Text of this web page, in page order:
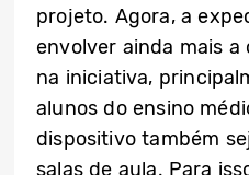
projeto. Agora, a
envolver ainda mais
na iniciativa,
alunos do ensino
dispositivo também
salas de aula. Para